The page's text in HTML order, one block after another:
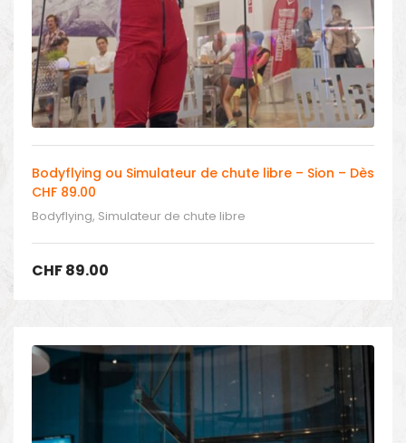
Bodyflying ou Simulateur de chute libre – Sion – Dès
CHF 89.00
Bodyflying, Simulateur de chute libre
CHF89.00